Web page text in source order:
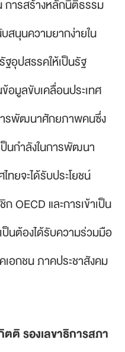
การสร้างหลักนิติธรรม
สนุนความยากง่ายใน
อุปสรรคให้เป็นรัฐ
อมูลขับเคลื่อนประเทศ
ารพัฒนาศักยภาพคนซึ่ง
นกำลังในการพัฒนา
ทยจะได้รับประโยชน์
OECD และการเข้าเป็น
ป็นต้องได้รับความร่วมมือ
อกชน ภาคประชาสังคม
ติ รองเลขาธิการสภา